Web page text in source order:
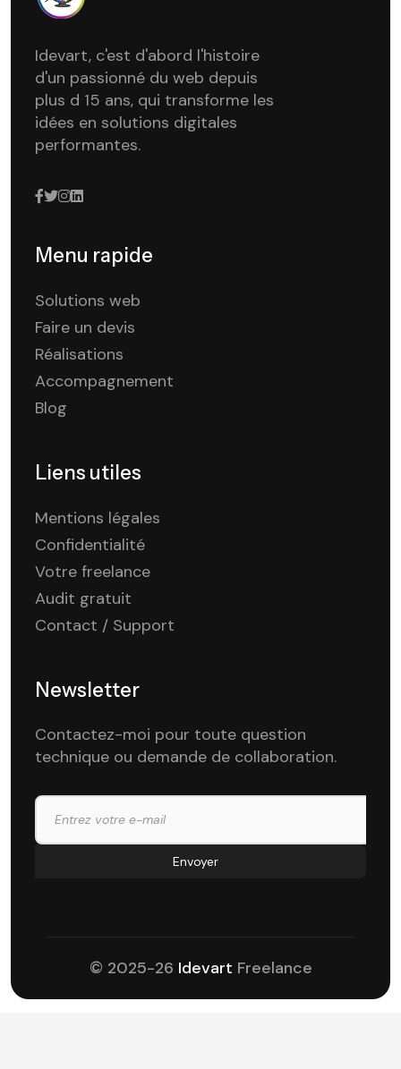
Idevart, c'est d'abord l'histoire
d'un passionné du web depuis
plus d 15 ans, qui transforme les
idées en solutions digitales
performantes.
Menu rapide
Solutions web
Faire un devis
Réalisations
Accompagnement
Blog
Liens utiles
Mentions légales
Confidentialité
Votre freelance
Audit gratuit
Contact / Support
Newsletter
Contactez-moi pour toute question
technique ou demande de collaboration.
© 2025-26 Idevart Freelance